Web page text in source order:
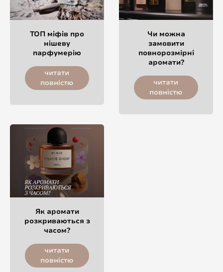
ТОП міфів про
нішеву
парфумерію
читати
повністю
Чи можна
замовити
повнорозмірні
аромати?
читати
повністю
Як аромати
розкриваються з
часом?
читати
повністю